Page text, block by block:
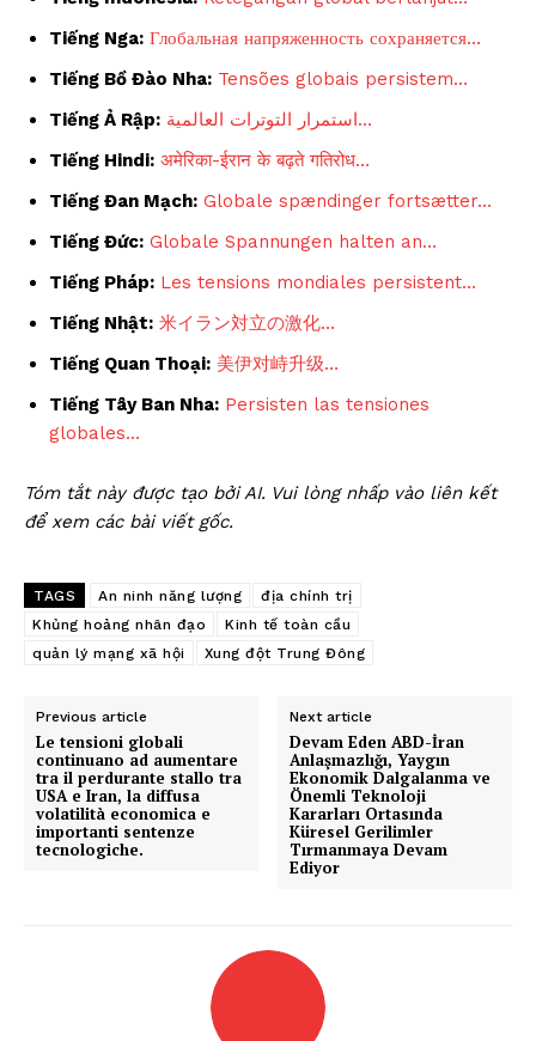
Tiếng Nga: Глобальная напряженность сохраняется…
Tiếng Bồ Đào Nha: Tensões globais persistem…
Tiếng Ả Rập:
استمرار التوترات العالمية…
Tiếng Hindi: अमेरिका-ईरान के बढ़ते गतिरोध…
Tiếng Đan Mạch: Globale spændinger fortsætter…
Tiếng Đức: Globale Spannungen halten an…
Tiếng Pháp: Les tensions mondiales persistent…
Tiếng Nhật: 米イラン対立の激化…
Tiếng Quan Thoại: 美伊对峙升级…
Tiếng Tây Ban Nha: Persisten las tensiones
globales…
Tóm tắt này được tạo bởi AI. Vui lòng nhấp vào liên kết
để xem các bài viết gốc.
TAGS An ninh năng lượng
địa chính trị
Khủng hoảng nhân đạo
Kinh tế toàn cầu
quản lý mạng xã hội
Xung đột Trung Đông
Previous article
Le tensioni globali
continuano ad aumentare
tra il perdurante stallo tra
USA e Iran, la diffusa
volatilità economica e
importanti sentenze
tecnologiche.
Next article
Devam Eden ABD-İran
Anlaşmazlığı, Yaygın
Ekonomik Dalgalanma ve
Önemli Teknoloji
Kararları Ortasında
Küresel Gerilimler
Tırmanmaya Devam
Ediyor